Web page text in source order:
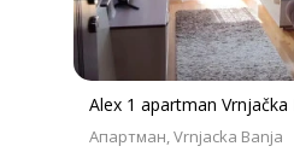
Alex 1 apartman Vrnjačka
Апартман Vrnjacka Banja